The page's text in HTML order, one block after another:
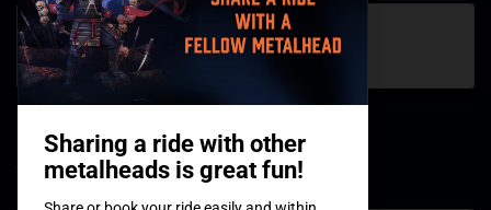
ZON 9 AUGUSTUS
VOIVOD